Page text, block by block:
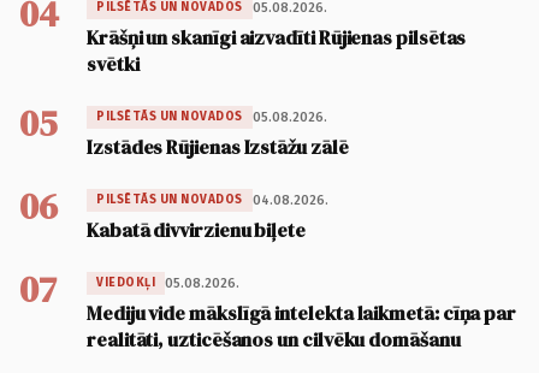
04 PILSĒTĀS UN NOVADOS 05.08.2026.
Krāšņi un skanīgi aizvadīti Rūjienas pilsētas
svētki
05 PILSĒTĀS UN NOVADOS 05.08.2026.
Izstādes Rūjienas Izstāžu zālē
06 PILSĒTĀS UN NOVADOS 04.08.2026.
Kabatā divvirzienu biļete
07 VIEDOKĻI 05.08.2026.
Mediju vide mākslīgā intelekta laikmetā: cīņa par
realitāti, uzticēšanos un cilvēku domāšanu